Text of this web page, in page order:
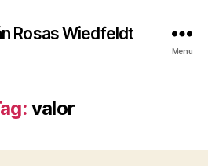
Rosas Wiedfeldt
Menu
valor